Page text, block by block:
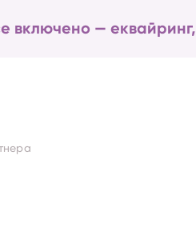
включено — еквайринг,